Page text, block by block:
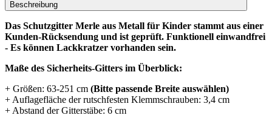
Beschreibung
Das Schutzgitter Merle aus Metall für Kinder stammt aus einer
Kunden-Rücksendung und ist geprüft. Funktionell einwandfrei
- Es können Lackkratzer vorhanden sein.
Maße des Sicherheits-Gitters im Überblick:
+ Größen: 63-251 cm (Bitte passende Breite auswählen)
+ Auflagefläche der rutschfesten Klemmschrauben: 3,4 cm
+ Abstand der Gitterstäbe: 6 cm